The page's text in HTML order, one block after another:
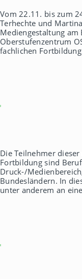
a
u
s
Vom 22.11. bis zum
Terhechte und
Mediengestaltung am
Oberstufenzentrum
fachlichen
Die Teilnehmer
Fortbildung sind
Druck-/
Bundesländern. In
unter anderem an